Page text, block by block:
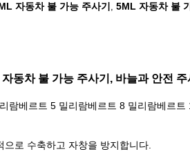
자동차 불 가능 주사기 , 5ML 자동차 불
동차 불 가능 주사기, 바늘과 안전 주
람베르트 5 밀리람베르트 8 밀리람베르트
로 수축하고 자창을 방지합니다.